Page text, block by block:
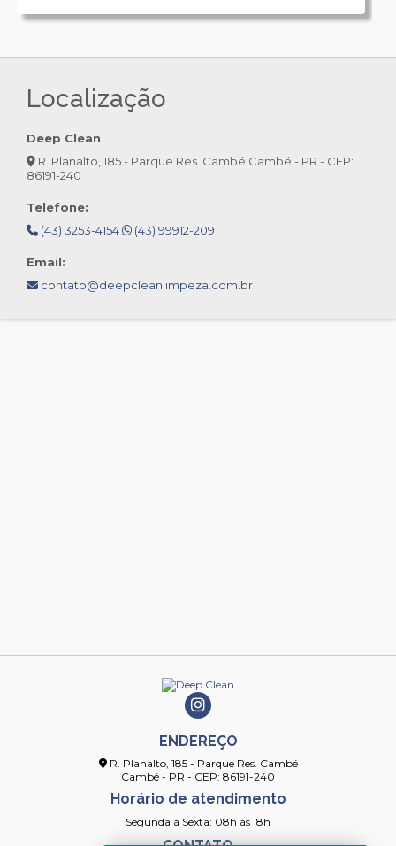
Localização
Deep Clean
R. Planalto, 185 - Parque Res. Cambé Cambé - PR - CEP:
86191-240
Telefone:
(43) 3253-4154
(43) 99912-2091
Email:
contato@deepcleanlimpeza.com.br
ENDEREÇO
R. Planalto, 185 - Parque Res. Cambé
Cambé - PR - CEP: 86191-240
Horário de atendimento
Segunda á Sexta: 08h ás 18h